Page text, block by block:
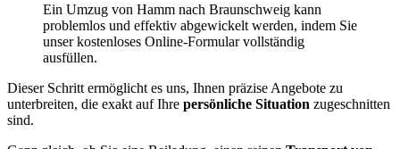
Ein Umzug von Hamm nach Braunschweig kann
problemlos und effektiv abgewickelt werden, indem Sie
unser kostenloses Online-Formular vollständig
ausfüllen.
Dieser Schritt ermöglicht es uns, Ihnen präzise Angebote zu
unterbreiten, die exakt auf Ihre persönliche Situation zugeschnitten
sind.